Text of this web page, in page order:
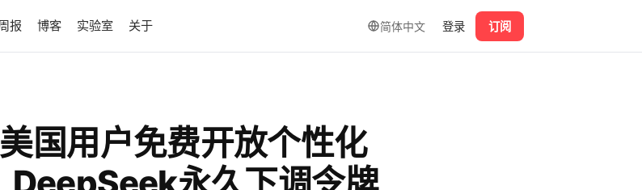
报 博客 实验室 关于 简体中文 登录 订阅
国用户免费开放个性化